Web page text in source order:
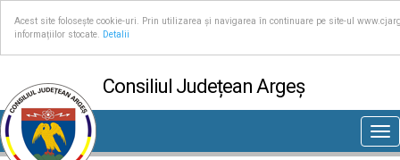
Acest site folosește cookie-uri. Prin utilizarea și navigarea în continuare pe site-ul
informațiilor stocate.
Detalii
Consiliul Județean Argeș